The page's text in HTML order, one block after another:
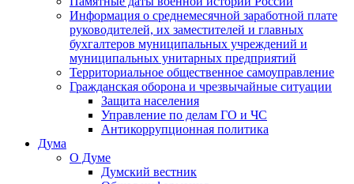
Информация о среднемесячной заработной плате
руководителей, их заместителей и главных
бухгалтеров муниципальных учреждений и
муниципальных унитарных предприятий
Территориальное общественное самоуправление
Гражданская оборона и чрезвычайные ситуации
Защита населения
Управление по делам ГО и ЧС
Антикоррупционная политика
Дума
О Думе
Думский вестник